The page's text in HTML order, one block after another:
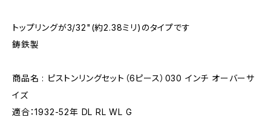
トップリングが3/32"(約2.38ミリ)のタイプです
鋳鉄製
商品名 : ピストンリングセット（6ピース）030 インチ オーバーサ
イズ
適合：1932-52年 DL RL WL G